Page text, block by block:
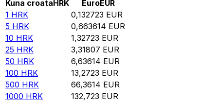
Kuna croataHRK EuroEUR
1 HRK 0,132723 EUR
5 HRK 0,663614 EUR
10 HRK 1,32723 EUR
25 HRK 3,31807 EUR
50 HRK 6,63614 EUR
100 HRK 13,2723 EUR
500 HRK 66,3614 EUR
1000 HRK 132,723 EUR